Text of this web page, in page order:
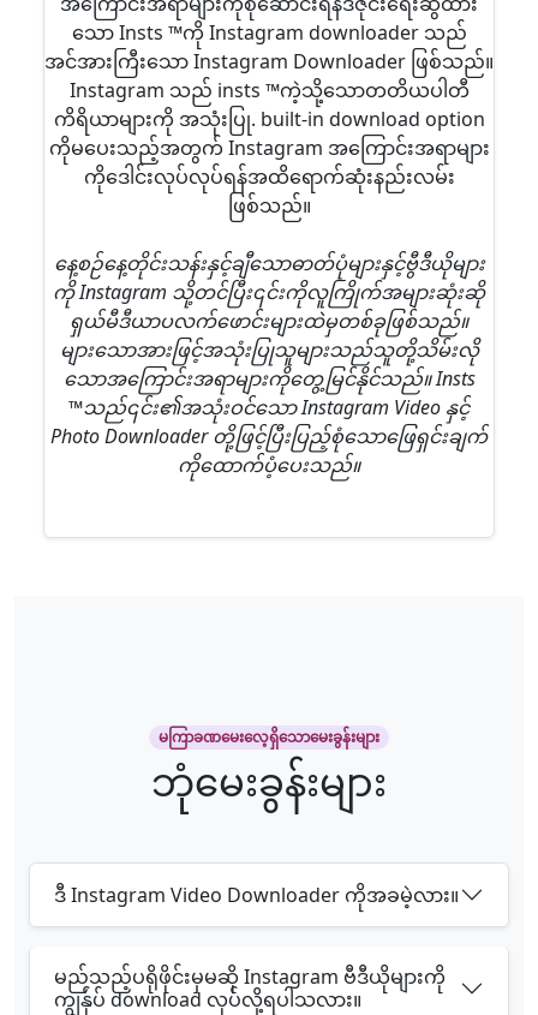
သော Insts ™ကို Instagram downloader သည်
အင်အားကြီးသော Instagram Downloader ဖြစ်သည်။
Instagram သည် insts ™ကဲ့သို့သောတတိယပါတီ
ကိရိယာများကို အသုံးပြု. built-in download option
ကိုမပေးသည့်အတွက် Instagram အကြောင်းအရာများ
ကိုဒေါင်းလုပ်လုပ်ရန်အထိရောက်ဆုံးနည်းလမ်း
ဖြစ်သည်။
နေ့စဉ်နေ့တိုင်းသန်းနှင့်ချီသောဓာတ်ပုံများနှင့်ဗွီဒီယိုများ
ကို Instagram သို့တင်ပြီး၎င်းကိုလူကြိုက်အများဆုံးဆို
ရှယ်မီဒီယာပလက်ဖောင်းများထဲမှတစ်ခုဖြစ်သည်။
များသောအားဖြင့်အသုံးပြုသူများသည်သူတို့သိမ်းလို
သောအကြောင်းအရာများကိုတွေ့မြင်နိုင်သည်။ Insts
™သည်၎င်း၏အသုံးဝင်သော Instagram Video နှင့်
Photo Downloader တို့ဖြင့်ပြီးပြည့်စုံသောဖြေရှင်းချက်
ကိုထောက်ပံ့ပေးသည်။
မကြာခဏမေးလေ့ရှိသောမေးခွန်းများ
ဘုံမေးခွန်းများ
ဒီ Instagram Video Downloader ကိုအခမဲ့လား။
မည်သည့်ပရိုဖိုင်းမှမဆို Instagram ဗီဒီယိုများကို
ကျွန်ုပ် download လုပ်လို့ရပါသလား။